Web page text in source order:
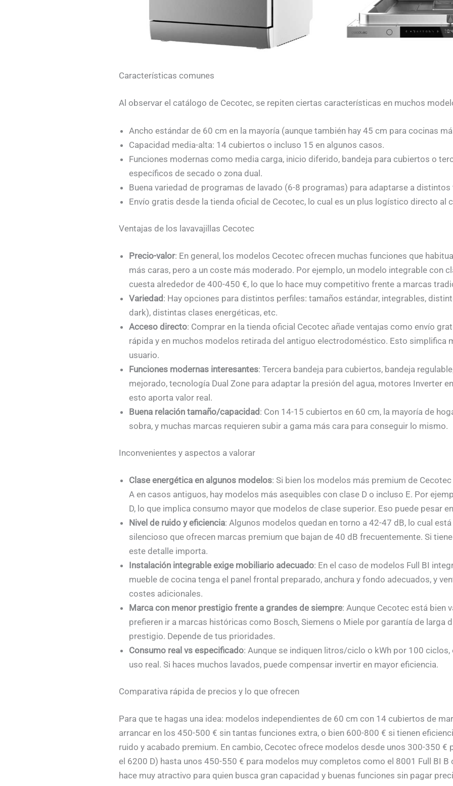
Características comunes
Al observar el catálogo de Cecotec, se repiten ciertas características en muchos
Ancho estándar de 60 cm en la mayoría (aunque también hay 45 cm para cocinas
Capacidad media-alta: 14 cubiertos o incluso 15 en algunos casos.
Funciones modernas como media carga, inicio diferido, bandeja para cubiertos o
específicos de secado o zona dual.
Buena variedad de programas de lavado (6-8 programas) para adaptarse a
Envío gratis desde la tienda oficial de Cecotec, lo cual es un plus logístico directo al
Ventajas de los lavavajillas Cecotec
Precio-valor: En general, los modelos Cecotec ofrecen muchas funciones que
más caras, pero a un coste más moderado. Por ejemplo, un modelo integrable con
cuesta alrededor de 400-450 €, lo que lo hace muy competitivo frente a marcas
Variedad: Hay opciones para distintos perfiles: tamaños estándar, integrables,
dark), distintas clases energéticas, etc.
Acceso directo: Comprar en la tienda oficial Cecotec añade ventajas como envío
rápida y en muchos modelos retirada del antiguo electrodoméstico. Esto simplifica
usuario.
Funciones modernas interesantes: Tercera bandeja para cubiertos, bandeja
mejorado, tecnología Dual Zone para adaptar la presión del agua, motores Inverter
esto aporta valor real.
Buena relación tamaño/capacidad: Con 14-15 cubiertos en 60 cm, la mayoría de
sobra, y muchas marcas requieren subir a gama más cara para conseguir lo mismo.
Inconvenientes y aspectos a valorar
Clase energética en algunos modelos: Si bien los modelos más premium de
A en casos antiguos, hay modelos más asequibles con clase D o incluso E. Por
D, lo que implica consumo mayor que modelos de clase superior. Eso puede pesar
Nivel de ruido y eficiencia: Algunos modelos quedan en torno a 42-47 dB, lo cual
silencioso que ofrecen marcas premium que bajan de 40 dB frecuentemente. Si
este detalle importa.
Instalación integrable exige mobiliario adecuado: En el caso de modelos Full BI
mueble de cocina tenga el panel frontal preparado, anchura y fondo adecuados, y
costes adicionales.
Marca con menor prestigio frente a grandes de siempre: Aunque Cecotec está bien
prefieren ir a marcas históricas como Bosch, Siemens o Miele por garantía de larga
prestigio. Depende de tus prioridades.
Consumo real vs especificado: Aunque se indiquen litros/ciclo o kWh por 100
uso real. Si haces muchos lavados, puede compensar invertir en mayor eficiencia.
Comparativa rápida de precios y lo que ofrecen
Para que te hagas una idea: modelos independientes de 60 cm con 14 cubiertos de
arrancar en los 450-500 € sin tantas funciones extra, o bien 600-800 € si tienen
ruido y acabado premium. En cambio, Cecotec ofrece modelos desde unos 300-350 €
el 6200 D) hasta unos 450-550 € para modelos muy completos como el 8001 Full BI B
hace muy atractivo para quien busca gran capacidad y buenas funciones sin pagar